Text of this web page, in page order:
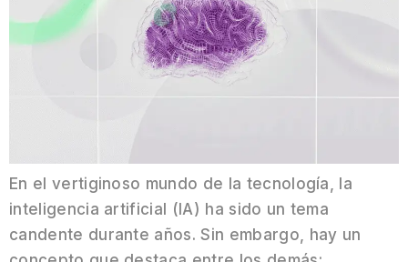
En el vertiginoso mundo de la tecnología, la
inteligencia artificial (IA) ha sido un tema
candente durante años. Sin embargo, hay un